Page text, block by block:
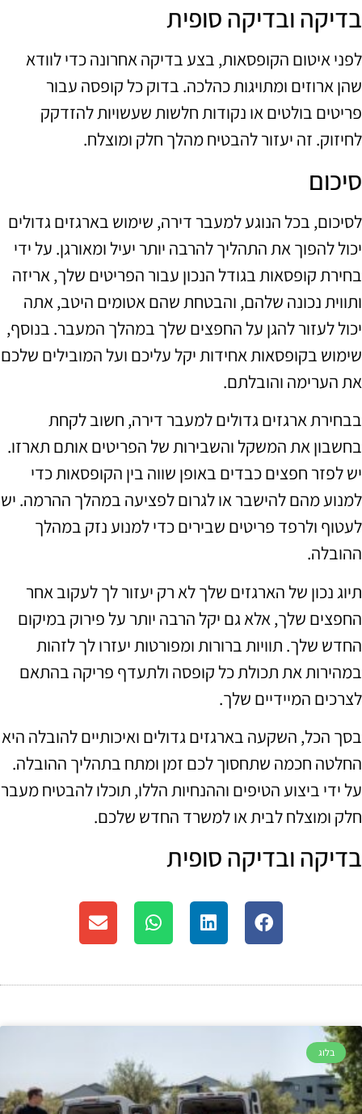
בדיקה ובדיקה סופית
לפני איטום הקופסאות, בצע בדיקה אחרונה כדי לוודא
שהן ארוזים ומתויגות כהלכה. בדוק כל קופסה עבור
פריטים בולטים או נקודות חלשות שעשויות להזדקק
לחיזוק. זה יעזור להבטיח מהלך חלק ומוצלח.
סיכום
לסיכום, בכל הנוגע למעבר דירה, שימוש בארגזים גדולים
יכול להפוך את התהליך להרבה יותר יעיל ומאורגן. על ידי
בחירת קופסאות בגודל הנכון עבור הפריטים שלך, אריזה
ותווית נכונה שלהם, והבטחת שהם אטומים היטב, אתה
יכול לעזור להגן על החפצים שלך במהלך המעבר. בנוסף,
שימוש בקופסאות אחידות יקל עליכם ועל המובילים שלכם
את הערימה והובלתם.
בבחירת ארגזים גדולים למעבר דירה, חשוב לקחת
בחשבון את המשקל והשבירות של הפריטים אותם תארזו.
יש לפזר חפצים כבדים באופן שווה בין הקופסאות כדי
למנוע מהם להישבר או לגרום לפציעה במהלך ההרמה. יש
לעטוף ולרפד פריטים שבירים כדי למנוע נזק במהלך
ההובלה.
תיוג נכון של הארגזים שלך לא רק יעזור לך לעקוב אחר
החפצים שלך, אלא גם יקל הרבה יותר על פירוק במיקום
החדש שלך. תוויות ברורות ומפורטות יעזרו לך לזהות
במהירות את תכולת כל קופסה ולתעדף פריקה בהתאם
לצרכים המיידיים שלך.
בסך הכל, השקעה בארגזים גדולים ואיכותיים להובלה היא
החלטה חכמה שתחסוך לכם זמן ומתח בתהליך ההובלה.
על ידי ביצוע הטיפים וההנחיות הללו, תוכלו להבטיח מעבר
חלק ומוצלח לבית או למשרד החדש שלכם.
בדיקה ובדיקה סופית
בלוג